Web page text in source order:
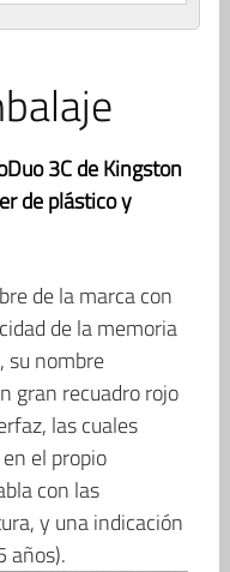
3C de Kingston
de plástico y
de la marca con
de la memoria
su nombre
gran recuadro rojo
las cuales
el propio
con las
y una indicación
años).